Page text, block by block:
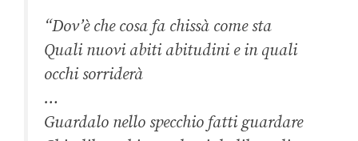
“Dov’è che cosa fa chissà come sta
Quali nuovi abiti abitudini e in quali
occhi sorriderà
…
Guardalo nello specchio fatti guardare